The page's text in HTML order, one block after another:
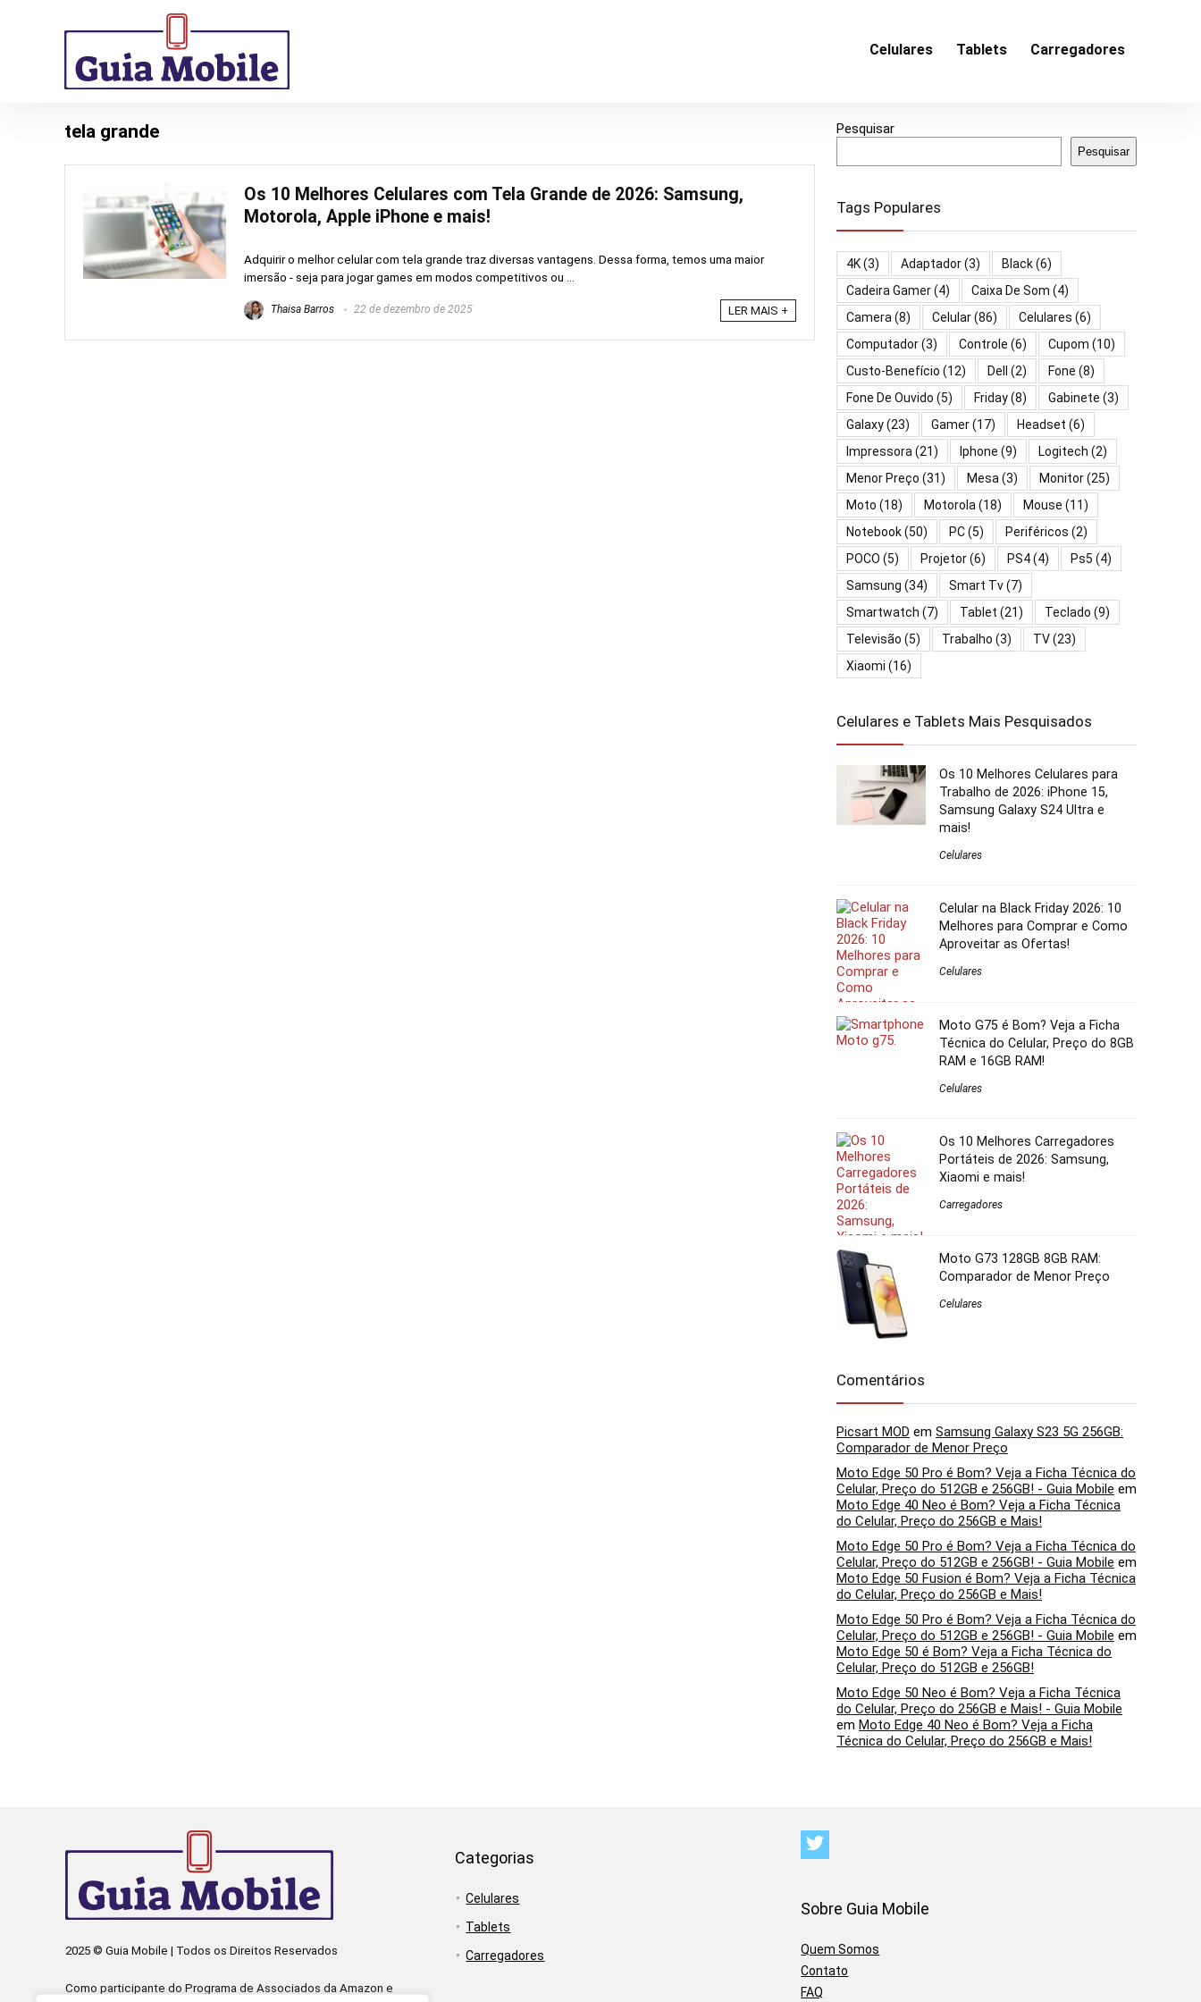
Celulares Tablets Carregadores
tela grande
Os 10 Melhores Celulares com Tela Grande de 2026: Samsung,
Motorola, Apple iPhone e mais!
Adquirir o melhor celular com tela grande traz diversas vantagens. Dessa forma, temos uma maior
imersão - seja para jogar games em modos competitivos ou ...
Thaisa Barros 22 de dezembro de 2025 LER MAIS +
Pesquisar
Pesquisar
Tags Populares
4K(3) Adaptador(3) Black(6)
Cadeira Gamer(4) Caixa De Som (4)
Camera (8) Celular(86) Celulares (6)
Computador(3) Controle (6) Cupom (10)
Custo-Benefício (12) Dell (2) Fone (8)
Fone De Ouvido (5) Friday(8) Gabinete (3)
Galaxy(23) Gamer(17) Headset (6)
Impressora (21) Iphone (9) Logitech (2)
Menor Preço (31) Mesa (3) Monitor(25)
Moto (18) Motorola (18) Mouse (11)
Notebook(50) PC(5) Periféricos (2)
POCO (5) Projetor(6) PS4(4) Ps5 (4)
Samsung (34) Smart Tv(7)
Smartwatch (7) Tablet (21) Teclado (9)
Televisão (5) Trabalho (3) TV(23)
Xiaomi (16)
Celulares e Tablets Mais Pesquisados
Os 10 Melhores Celulares para
Trabalho de 2026: iPhone 15,
Samsung Galaxy S24 Ultra e
mais!
Celulares
Celular na Black Friday 2026: 10
Melhores para Comprar e Como
Aproveitar as Ofertas!
Celulares
Moto G75 é Bom? Veja a Ficha
Técnica do Celular, Preço do 8GB
RAM e 16GB RAM!
Celulares
Os 10 Melhores Carregadores
Portáteis de 2026: Samsung,
Xiaomi e mais!
Carregadores
Moto G73 128GB 8GB RAM:
Comparador de Menor Preço
Celulares
Comentários
Picsart MOD em Samsung Galaxy S23 5G 256GB:
Comparador de Menor Preço
Moto Edge 50 Pro é Bom? Veja a Ficha Técnica do
Celular, Preço do 512GB e 256GB! - Guia Mobile em
Moto Edge 40 Neo é Bom? Veja a Ficha Técnica
do Celular, Preço do 256GB e Mais!
Moto Edge 50 Pro é Bom? Veja a Ficha Técnica do
Celular, Preço do 512GB e 256GB! - Guia Mobile em
Moto Edge 50 Fusion é Bom? Veja a Ficha Técnica
do Celular, Preço do 256GB e Mais!
Moto Edge 50 Pro é Bom? Veja a Ficha Técnica do
Celular, Preço do 512GB e 256GB! - Guia Mobile em
Moto Edge 50 é Bom? Veja a Ficha Técnica do
Celular, Preço do 512GB e 256GB!
Moto Edge 50 Neo é Bom? Veja a Ficha Técnica
do Celular, Preço do 256GB e Mais! - Guia Mobile
em Moto Edge 40 Neo é Bom? Veja a Ficha
Técnica do Celular, Preço do 256GB e Mais!
2025 © Guia Mobile | Todos os Direitos Reservados
Como participante do Programa de Associados da Amazon e
Categorias
Celulares
Tablets
Carregadores
Sobre Guia Mobile
Quem Somos
Contato
FAQ